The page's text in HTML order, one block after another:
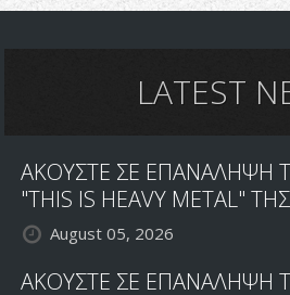
LATEST
ΑΚΟΥΣΤΕ ΣΕ ΕΠΑΝΑΛΗΨΗ
"THIS IS HEAVY METAL"
August 05, 2026
ΑΚΟΥΣΤΕ ΣΕ ΕΠΑΝΑΛΗΨΗ